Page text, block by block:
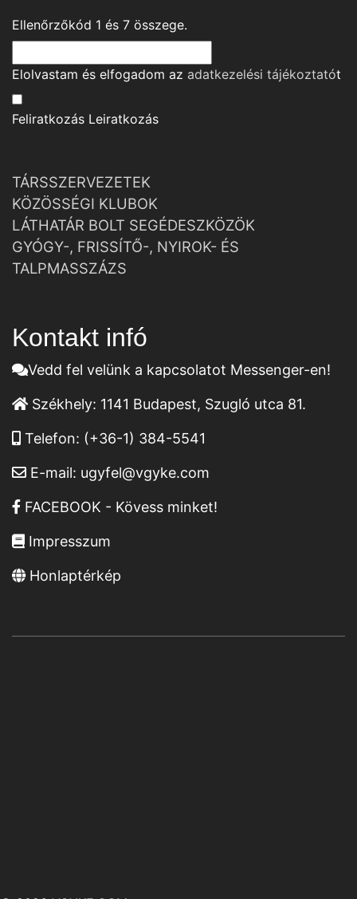
Ellenőrzőkód 1 és 7 összege.
Elolvastam és elfogadom az adatkezelési tájékoztatót
Feliratkozás Leiratkozás
TÁRSSZERVEZETEK
KÖZÖSSÉGI KLUBOK
LÁTHATÁR BOLT SEGÉDESZKÖZÖK
GYÓGY-, FRISSÍTŐ-, NYIROK- ÉS
TALPMASSZÁZS
Kontakt infó
Vedd fel velünk a kapcsolatot Messenger-en!
Székhely: 1141 Budapest, Szugló utca 81.
Telefon: (+36-1) 384-5541
E-mail: ugyfel@vgyke.com
FACEBOOK - Kövess minket!
Impresszum
Honlaptérkép